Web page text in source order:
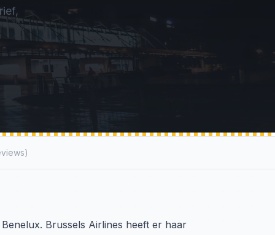
Brussels Airlines heeft er haar